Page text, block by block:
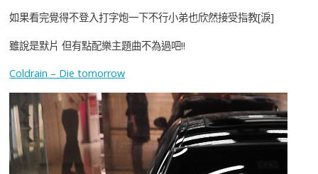
如果看完覺得不登入打字炮一下不行小弟也欣然接受指教[淚]
雖說是默片 但有點配樂主題曲不為過吧!!
Coldrain – Die tomorrow